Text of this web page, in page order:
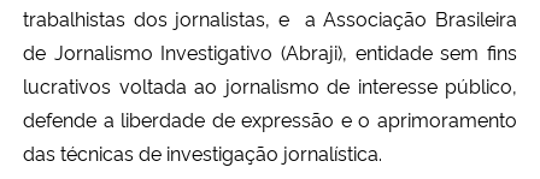
trabalhistas dos jornalistas, e  a Associação Brasileira
de Jornalismo Investigativo (Abraji), entidade sem fins
lucrativos voltada ao jornalismo de interesse público,
defende a liberdade de expressão e o aprimoramento
das técnicas de investigação jornalística.